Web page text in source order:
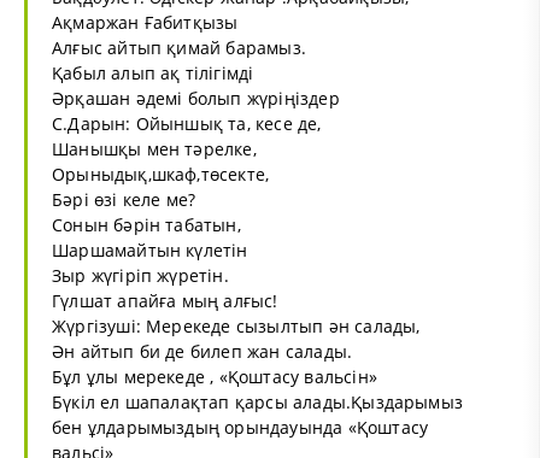
Ақмаржан Ғабитқызы
Алғыс айтып қимай барамыз.
Қабыл алып ақ тілігімді
Әрқашан әдемі болып жүріңіздер
С.Дарын: Ойыншық та, кесе де,
Шанышқы мен тәрелке,
Орыныдық,шкаф,төсекте,
Бәрі өзі келе ме?
Сонын бәрін табатын,
Шаршамайтын күлетін
Зыр жүгіріп жүретін.
Гүлшат апайға мың алғыс!
Жүргізуші: Мерекеде сызылтып ән салады,
Ән айтып би де билеп жан салады.
Бұл ұлы мерекеде , «Қоштасу вальсін»
Бүкіл ел шапалақтап қарсы алады.Қыздарымыз
бен ұлдарымыздың орындауында «Қоштасу
вальсі»